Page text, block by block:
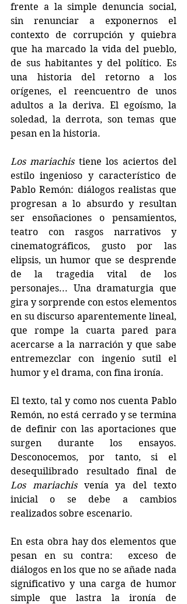
frente a la simple denuncia social,
sin renunciar a exponernos el
contexto de corrupción y quiebra
que ha marcado la vida del pueblo,
de sus habitantes y del político. Es
una historia del retorno a los
orígenes, el reencuentro de unos
adultos a la deriva. El egoísmo, la
soledad, la derrota, son temas que
pesan en la historia.
Los mariachis tiene los aciertos del
estilo ingenioso y característico de
Pablo Remón: diálogos realistas que
progresan a lo absurdo y resultan
ser ensoñaciones o pensamientos,
teatro con rasgos narrativos y
cinematográficos, gusto por las
elipsis, un humor que se desprende
de la tragedia vital de los
personajes... Una dramaturgia que
gira y sorprende con estos elementos
en su discurso aparentemente lineal,
que rompe la cuarta pared para
acercarse a la narración y que sabe
entremezclar con ingenio sutil el
humor y el drama, con fina ironía.
El texto, tal y como nos cuenta Pablo
Remón, no está cerrado y se termina
de definir con las aportaciones que
surgen durante los ensayos.
Desconocemos, por tanto, si el
Los mariachis venía ya del texto
inicial o se debe a cambios
realizados sobre escenario.
En esta obra hay dos elementos que
pesan en su contra:  exceso de
diálogos en los que no se añade nada
significativo y una carga de humor
simple que lastra la ironía de